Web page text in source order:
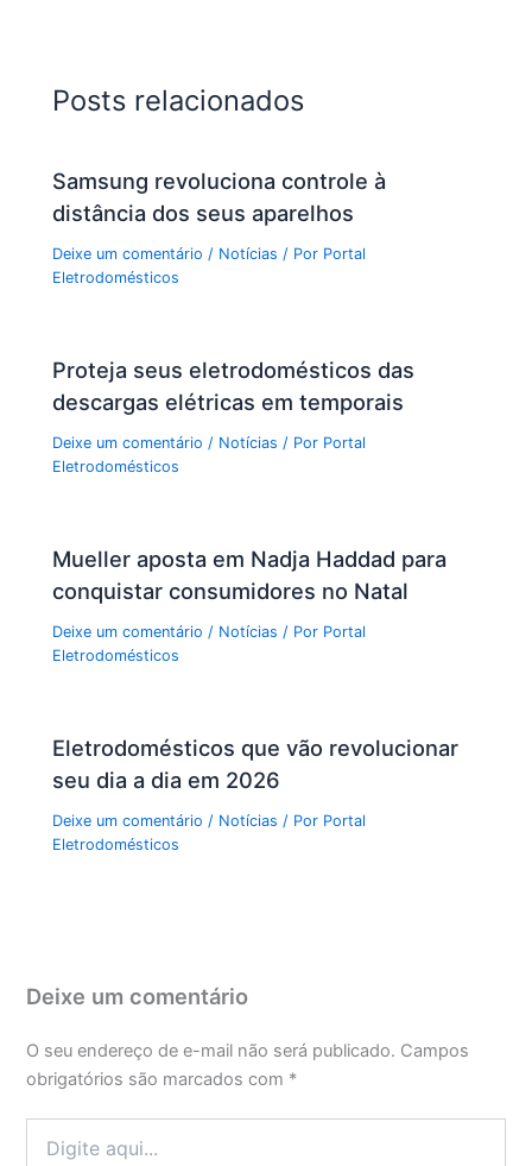
Posts relacionados
Samsung revoluciona controle à
distância dos seus aparelhos
Deixe um comentário / Notícias / Por Portal
Eletrodomésticos
Proteja seus eletrodomésticos das
descargas elétricas em temporais
Deixe um comentário / Notícias / Por Portal
Eletrodomésticos
Mueller aposta em Nadja Haddad para
conquistar consumidores no Natal
Deixe um comentário / Notícias / Por Portal
Eletrodomésticos
Eletrodomésticos que vão revolucionar
seu dia a dia em 2026
Deixe um comentário / Notícias / Por Portal
Eletrodomésticos
Deixe um comentário
O seu endereço de e-mail não será publicado. Campos
obrigatórios são marcados com *
aqui...